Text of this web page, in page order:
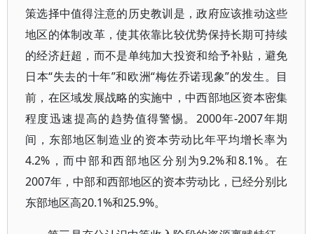
策选择中值得注意的历史教训是，政府应该推动这些
地区的体制改革，使其依靠比较优势保持长期可持续
的经济赶超，而不是单纯加大投资和给予补贴，避免
日本“失去的十年”和欧洲“梅佐乔诺现象”的发生。目
前，在区域发展战略的实施中，中西部地区资本密集
程度迅速提高的趋势值得警惕。2000年-2007年期
间，东部地区制造业的资本劳动比年平均增长率为
4.2%，而中部和西部地区分别为9.2%和8.1%。在
2007年，中部和西部地区的资本劳动比，已经分别比
东部地区高20.1%和25.9%。